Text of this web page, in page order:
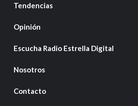
Tendencias
Opinión
Escucha Radio Estrella Digital
Nosotros
Contacto